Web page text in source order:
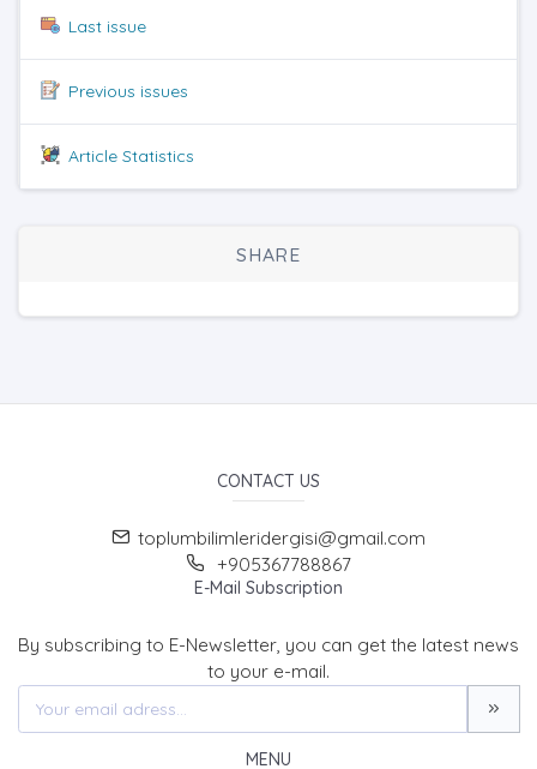
Last issue
Previous issues
Article Statistics
SHARE
CONTACT US
toplumbilimleridergisi@gmail.com
+905367788867
E-Mail Subscription
By subscribing to E-Newsletter, you can get the latest news
to your e-mail.
MENU